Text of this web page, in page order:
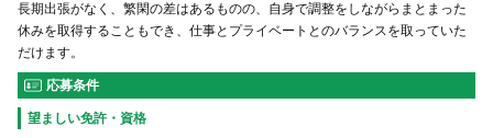
長期出張がなく、繁閑の差はあるものの、自身で調整をしながらまとまった
休みを取得することもでき、仕事とプライベートとのバランスを取っていた
だけます。
応募条件
望ましい免許・資格